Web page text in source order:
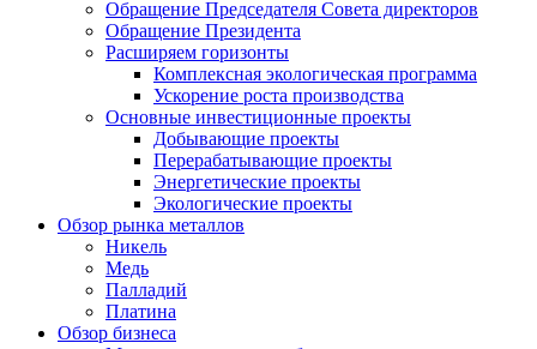
Обращение Председателя Совета директоров
Обращение Президента
Расширяем горизонты
Комплексная экологическая программа
Ускорение роста производства
Основные инвестиционные проекты
Добывающие проекты
Перерабатывающие проекты
Энергетические проекты
Экологические проекты
Обзор рынка металлов
Никель
Медь
Палладий
Платина
Обзор бизнеса